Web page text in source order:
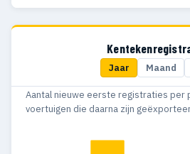
2012 32
28
2009 28
Jaar Maand
Aantal nieuwe eerste registraties
voertuigen die daarna zijn